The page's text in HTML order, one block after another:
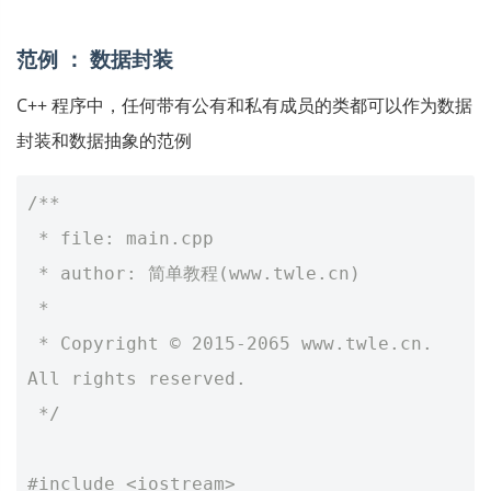
范例 ： 数据封装
C++ 程序中，任何带有公有和私有成员的类都可以作为数据
封装和数据抽象的范例
/**
* file: main.cpp
* author: 简单教程(www.twle.cn)
*
All rights reserved.
*/
#include <iostream>